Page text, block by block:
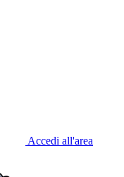
Accedi all'area